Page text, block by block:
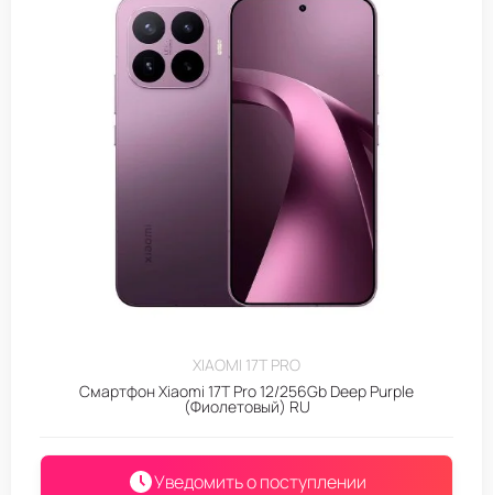
XIAOMI 17T PRO
Смартфон Xiaomi 17T Pro 12/256Gb Deep Purple
(Фиолетовый) RU
Уведомить о поступлении